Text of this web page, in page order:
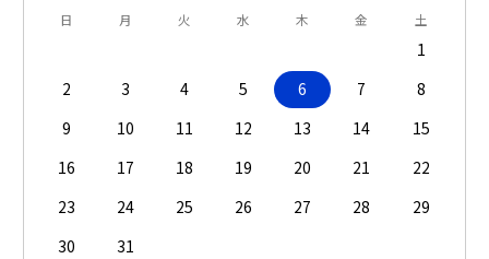
日 月 火 水 木 金 土
1
2
3 4 5 6 7
8
9
10 11 12 13 14
15
16
17 18 19 20 21
22
23
24 25 26 27 28
29
30
31